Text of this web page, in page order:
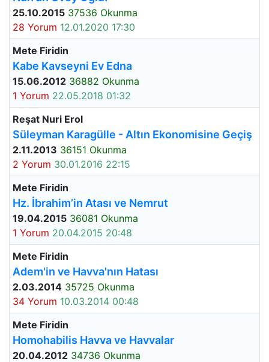
25.10.2015 37536 Okunma
28 Yorum 12.01.2020 17:30
Mete Firidin
Kabe Kavseyni Ev Edna
15.06.2012 36882 Okunma
1 Yorum 22.05.2018 01:32
Reşat Nuri Erol
Süleyman Karagülle - Altın Ekonomisine Geçiş
2.11.2013 36151 Okunma
2 Yorum 30.01.2016 22:15
Mete Firidin
Hz. İbrahim’in Atası ve Nemrut
19.04.2015 36081 Okunma
1 Yorum 20.04.2015 20:48
Mete Firidin
Adem'in ve Havva'nın Hatası
2.03.2014 35725 Okunma
34 Yorum 10.03.2014 00:48
Mete Firidin
Homohabilis Havva ve Havvalar
20.04.2012 34736 Okunma